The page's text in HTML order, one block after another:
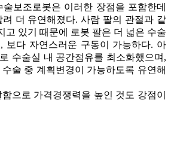
보조로봇은 이러한 장점을 포함한데
더 유연해졌다. 사람 팔의 관절과 같
고 있기 때문에 로봇 팔은 더 넓은 수술
보다 자연스러운 구동이 가능하다. 아
수술실 내 공간점유를 최소화했으며,
술 중 계획변경이 가능하도록 유연해
으로 가격경쟁력을 높인 것도 강점이